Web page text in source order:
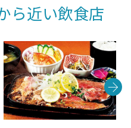
ら近い飲食店